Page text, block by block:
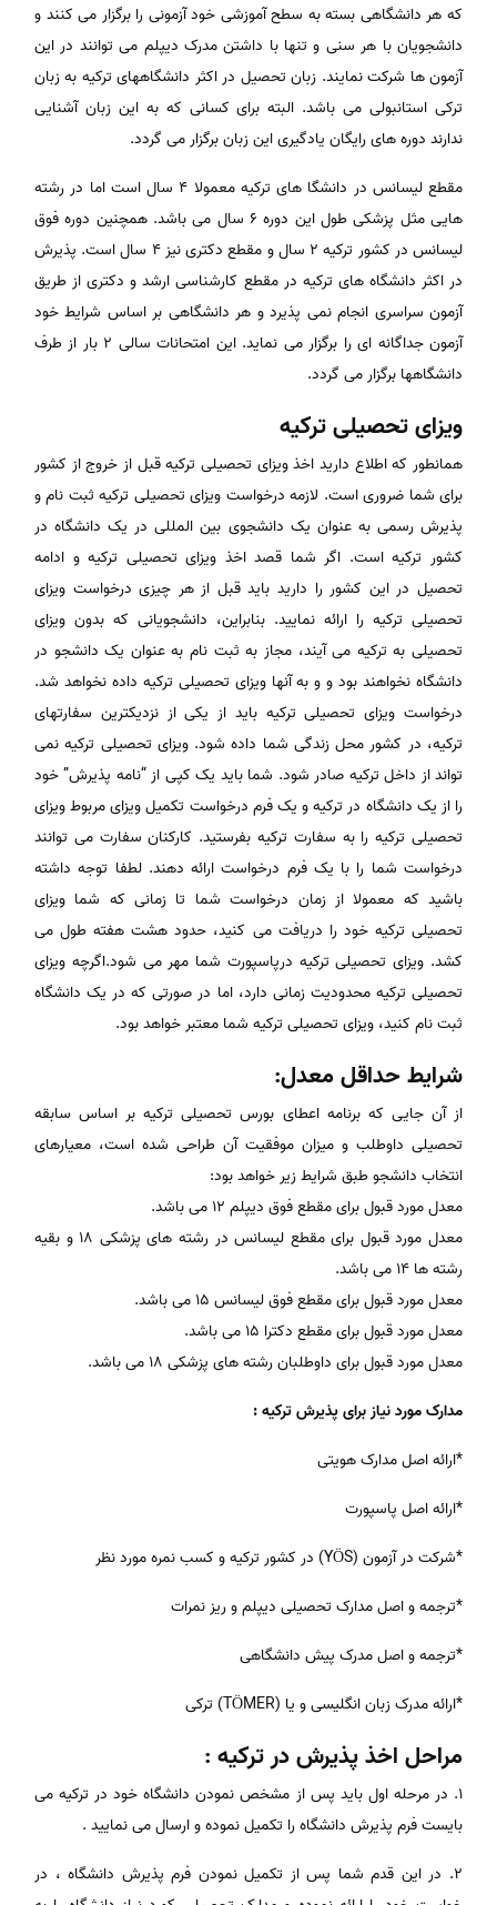
که هر دانشگاهی بسته به سطح آموزشی خود آزمونی را برگزار می کنند و
دانشجویان با هر سنی و تنها با داشتن مدرک دیپلم می توانند در این
آزمون ها شرکت نمایند. زبان تحصیل در اکثر دانشگاههای ترکیه به زبان
ترکی استانبولی می باشد. البته برای کسانی که به این زبان آشنایی
ندارند دوره های رایگان یادگیری این زبان برگزار می گردد.
مقطع لیسانس در دانشگا های ترکیه معمولا ۴ سال است اما در رشته
هایی مثل پزشکی طول این دوره ۶ سال می باشد. همچنین دوره فوق
لیسانس در کشور ترکیه ۲ سال و مقطع دکتری نیز ۴ سال است. پذیرش
در اکثر دانشگاه های ترکیه در مقطع کارشناسی ارشد و دکتری از طریق
آزمون سراسری انجام نمی پذیرد و هر دانشگاهی بر اساس شرایط خود
آزمون جداگانه ای را برگزار می نماید. این امتحانات سالی ۲ بار از طرف
دانشگاهها برگزار می گردد.
ویزای تحصیلی ترکیه
همانطور که اطلاع دارید اخذ ویزای تحصیلی ترکیه قبل از خروج از کشور
برای شما ضروری است. لازمه درخواست ویزای تحصیلی ترکیه ثبت نام و
پذیرش رسمی به عنوان یک دانشجوی بین المللی در یک دانشگاه در
کشور ترکیه است. اگر شما قصد اخذ ویزای تحصیلی ترکیه و ادامه
تحصیل در این کشور را دارید باید قبل از هر چیزی درخواست ویزای
تحصیلی ترکیه را ارائه نمایید. بنابراین، دانشجویانی که بدون ویزای
تحصیلی به ترکیه می آیند، مجاز به ثبت نام به عنوان یک دانشجو در
دانشگاه نخواهند بود و و به آنها ویزای تحصیلی ترکیه داده نخواهد شد.
درخواست ویزای تحصیلی ترکیه باید از یکی از نزدیکترین سفارتهای
ترکیه، در کشور محل زندگی شما داده شود. ویزای تحصیلی ترکیه نمی
تواند از داخل ترکیه صادر شود. شما باید یک کپی از “نامه پذیرش” خود
را از یک دانشگاه در ترکیه و یک فرم درخواست تکمیل ویزای مربوط ویزای
تحصیلی ترکیه را به سفارت ترکیه بفرستید. کارکنان سفارت می توانند
درخواست شما را با یک فرم درخواست ارائه دهند. لطفا توجه داشته
باشید که معمولا از زمان درخواست شما تا زمانی که شما ویزای
تحصیلی ترکیه خود را دریافت می کنید، حدود هشت هفته طول می
کشد. ویزای تحصیلی ترکیه درپاسپورت شما مهر می شود.اگرچه ویزای
تحصیلی ترکیه محدودیت زمانی دارد، اما در صورتی که در یک دانشگاه
ثبت نام کنید، ویزای تحصیلی ترکیه شما معتبر خواهد بود.
شرایط حداقل معدل:
از آن جایی که برنامه اعطای بورس تحصیلی ترکیه بر اساس سابقه
تحصیلی داوطلب و میزان موفقیت آن طراحی شده است، معیارهای
انتخاب دانشجو طبق شرایط زیر خواهد بود:
معدل مورد قبول برای مقطع فوق دیپلم ۱۲ می باشد.
معدل مورد قبول برای مقطع لیسانس در رشته های پزشکی 18 و بقیه
رشته ها 14 می باشد.
معدل مورد قبول برای مقطع فوق لیسانس ۱۵ می باشد.
معدل مورد قبول برای مقطع دکترا ۱۵ می باشد.
معدل مورد قبول برای داوطلبان رشته های پزشکی ۱۸ می باشد.
مدارک مورد نیاز برای پذیرش ترکیه :
*ارائه اصل مدارک هویتی
*ارائه اصل پاسپورت
*شرکت در آزمون (YÖS) در کشور ترکیه و کسب نمره مورد نظر
*ترجمه و اصل مدارک تحصیلی دیپلم و ریز نمرات
*ترجمه و اصل مدرک پیش دانشگاهی
*ارائه مدرک زبان انگلیسی و یا (TÖMER) ترکی
مراحل اخذ پذیرش در ترکیه :
1. در مرحله اول باید پس از مشخص نمودن دانشگاه خود در ترکیه می
بایست فرم پذیرش دانشگاه را تکمیل نموده و ارسال می نمایید .
۲. در این قدم شما پس از تکمیل نمودن فرم پذیرش دانشگاه ، در